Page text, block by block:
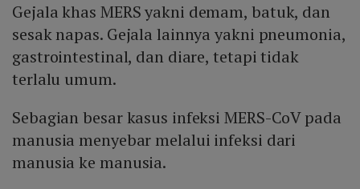
Gejala khas MERS yakni demam, batuk, dan
sesak napas. Gejala lainnya yakni pneumonia,
gastrointestinal, dan diare, tetapi tidak
terlalu umum.
Sebagian besar kasus infeksi MERS-CoV pada
manusia menyebar melalui infeksi dari
manusia ke manusia.